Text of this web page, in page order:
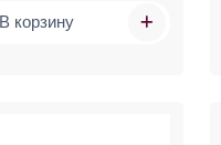
В корзину